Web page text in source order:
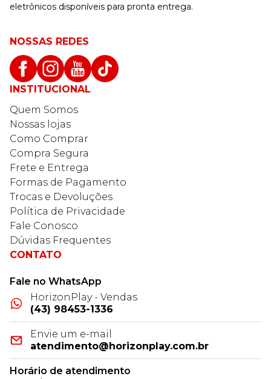
eletrônicos disponíveis para pronta entrega.
NOSSAS REDES
INSTITUCIONAL
Quem Somos
Nossas lojas
Como Comprar
Compra Segura
Frete e Entrega
Formas de Pagamento
Trocas e Devoluções
Política de Privacidade
Fale Conosco
Dúvidas Frequentes
CONTATO
Fale no WhatsApp
HorizonPlay - Vendas
(43) 98453-1336
Envie um e-mail
atendimento@horizonplay.com.br
Horário de atendimento